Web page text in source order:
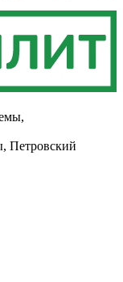
Петровский